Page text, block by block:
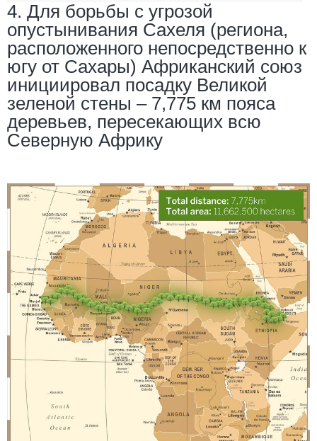
4. Для борьбы с угрозой
опустынивания Сахеля (региона,
расположенного непосредственно к
югу от Сахары) Африканский союз
инициировал посадку Великой
зеленой стены – 7,775 км пояса
деревьев, пересекающих всю
Северную Африку